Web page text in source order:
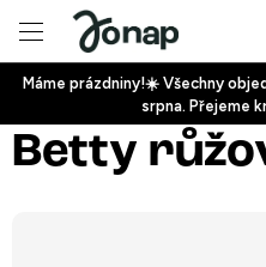
obsah
Máme prázdniny!☀️ Všechny
srpna. Přejeme
Betty